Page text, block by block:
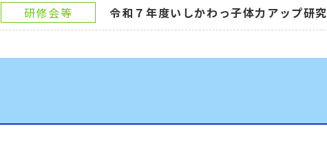
研修会等 令和７年度いしかわっ子体力アップ研